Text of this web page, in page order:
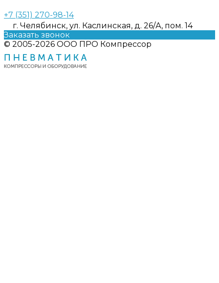
+7 (351) 270-98-14
г. Челябинск, ул. Каслинская, д. 26/А, пом. 14
Заказать звонок
© 2005-2026 ООО ПРО Компрессор